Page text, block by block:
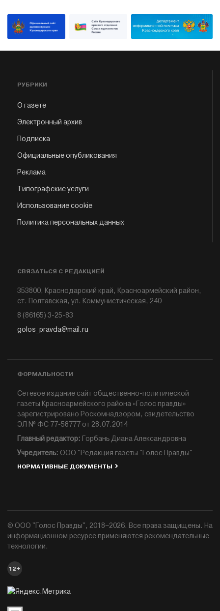
РУБРИКИ
О газете
Электронный архив
Подписка
Официальные опубликования
Реклама
Типографские услуги
Использование cookie
Политика персональных данных
СВЯЗАТЬСЯ С РЕДАКЦИЕЙ
353800, Краснодарский край, Красноармейский район,
ст. Полтавская, ул. Коммунистическая, 240
8 (86165) 3-25-83
golos_pravda@mail.ru
ФОРМАЛЬНОСТИ
Сетевое издание сайт общественно-политической
газеты Красноармейского района «Голос правды»
зарегистрировано Роскомнадзором, свидетельство
ЭЛ № ФС 77-58777 от 28.07.2014
Главный редактор: Горбань Диана Александровна
Учредитель: ООО "Редакция газеты "Голос Правды"
НОРМАТИВНЫЕ ДОКУМЕНТЫ
© ООО "Голос Правды", 2018–2026. Все права защищены. На
информационном ресурсе применяются рекомендательные
технологии.
12+